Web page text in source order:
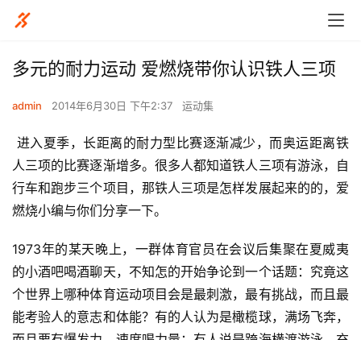
多元的耐力运动 爱燃烧带你认识铁人三项
admin 2014年6月30日 下午2:37 运动集
人三项的比赛逐渐增多。很多人都知道铁人三项有游泳，自
行车和跑步三个项目，那铁人三项是怎样发展起来的的，爱
燃烧小编与你们分享一下。
1973年的某天晚上，一群体育官员在会议后集聚在夏威夷
的小酒吧喝酒聊天，不知怎的开始争论到一个话题：究竟这
个世界上哪种体育运动项目会是最刺激，最有挑战，而且最
能考验人的意志和体能？有的人认为是橄榄球，满场飞奔，